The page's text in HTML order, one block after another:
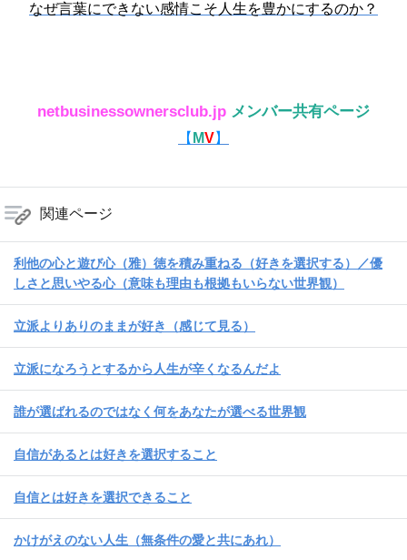
なぜ言葉にできない感情こそ人生を豊かにするのか？
netbusinessownersclub.jp メンバー共有ページ
【 MV】
関連ページ
利他の心と遊び心（雅）徳を積み重ねる（好きを選択する）／優
しさと思いやる心（意味も理由も根拠もいらない世界観）
立派よりありのままが好き（感じて見る）
立派になろうとするから人生が辛くなるんだよ
誰が選ばれるのではなく何をあなたが選べる世界観
自信があるとは好きを選択すること
自信とは好きを選択できること
かけがえのない人生（無条件の愛と共にあれ）